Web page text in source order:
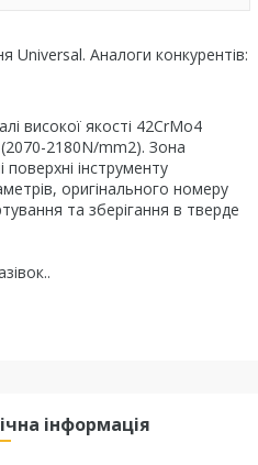
Аналоги конкурентів:
високої якості 42CrMo4
2180N/mm2). Зона
поверхні інструменту
оригінального номеру
та зберігання в тверде
інформація